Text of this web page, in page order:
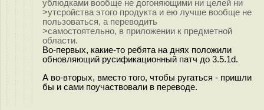
ублюдками вообще не догоняющими ни целей ни
>утсройства этого продукта и ею лучше вообще не
пользоваться, а переводить
>самостоятельно, в приложении к предметной
области.
Во-первых, какие-то ребята на днях положили
обновляющий русификационный патч до 3.5.1d.
А во-вторых, вместо того, чтобы ругаться - пришли
бы и сами поучаствовали в переводе.